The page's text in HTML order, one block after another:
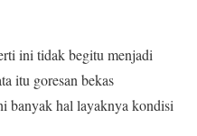
ini tidak begitu menjadi
itu goresan bekas
banyak hal layaknya kondisi